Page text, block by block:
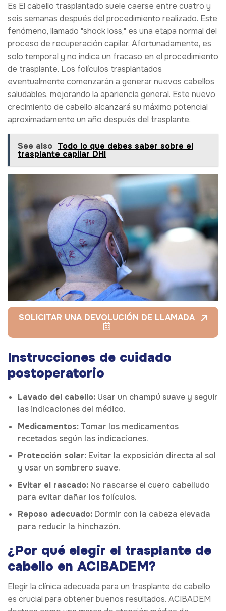
Es El cabello trasplantado suele caerse entre cuatro y
seis semanas después del procedimiento realizado. Este
fenómeno, llamado "shock loss," es una etapa normal del
proceso de recuperación capilar. Afortunadamente, es
solo temporal y no indica un fracaso en el procedimiento
de trasplante. Los folículos trasplantados
eventualmente comenzarán a generar nuevos cabellos
saludables, mejorando la apariencia general. Este nuevo
crecimiento de cabello alcanzará su máximo potencial
aproximadamente un año después del trasplante.
See also Todo lo que debes saber sobre el
trasplante capilar DHI
SOLICITAR UNA DEVOLUCIÓN DE LLAMADA
Instrucciones de cuidado
postoperatorio
Lavado del cabello: Usar un champú suave y seguir
las indicaciones del médico.
Medicamentos: Tomar los medicamentos
recetados según las indicaciones.
Protección solar: Evitar la exposición directa al sol
y usar un sombrero suave.
Evitar el rascado: No rascarse el cuero cabelludo
para evitar dañar los folículos.
Reposo adecuado: Dormir con la cabeza elevada
para reducir la hinchazón.
¿Por qué elegir el trasplante de
cabello en ACIBADEM?
Elegir la clínica adecuada para un trasplante de cabello
es crucial para obtener buenos resultados. ACIBADEM